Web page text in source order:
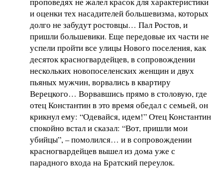
и оценки тех насадителей большевизма, которых
долго не забудут ростовцы… Пал Ростов, и
пришли большевики. Еще передовые их части не
успели пройти все улицы Нового поселения, как
десяток красногвардейцев, в сопровождении
нескольких новопоселенских женщин и двух
пьяных мужчин, ворвались в квартиру
Верецкого… Ворвавшись прямо в столовую, где
отец Константин в это время обедал с семьей, он
крикнул ему: “Одевайся, идем!” Отец Константин
спокойно встал и сказал: “Вот, пришли мои
убийцы”, – помолился… и в сопровождении
красногвардейцев вышел из дома уже с
парадного входа на Братский переулок.